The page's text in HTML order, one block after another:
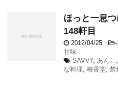
ほっと一息つ
148軒目
2012/04/25 -
甘味
SAVVY, あんこ ,
な料理, 梅香堂, 禁